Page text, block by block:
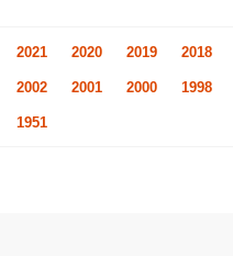
2021 2020 2019 2018
2002 2001 2000 1998
1951